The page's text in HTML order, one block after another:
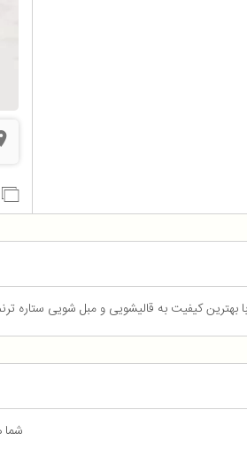
کیفیت به قالیشویی و مبل شویی ستاره